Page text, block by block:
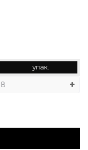
упак.